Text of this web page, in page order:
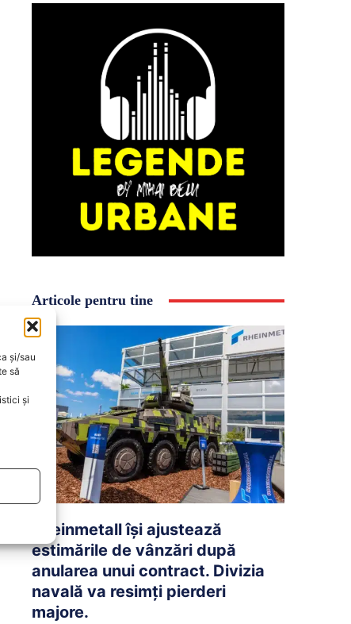
și/sau
să
și
Articole pentru tine
Rheinmetall își ajustează
estimările de vânzări după
anularea unui contract. Divizia
navală va resimți pierderi
majore.